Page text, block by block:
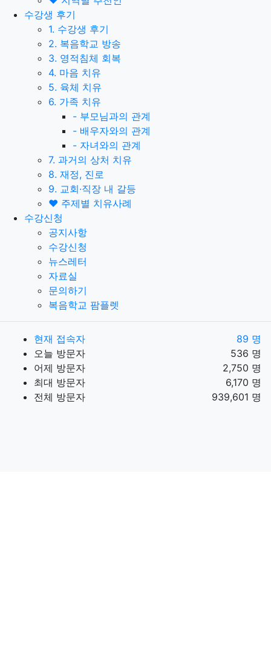
수강생 후기
1. 수강생 후기
2. 복음학교 방송
3. 영적침체 회복
4. 마음 치유
5. 육체 치유
6. 가족 치유
- 부모님과의 관계
- 배우자와의 관계
- 자녀와의 관계
7. 과거의 상처 치유
8. 재정, 진로
9. 교회·직장 내 갈등
❤️ 주제별 치유사례
수강신청
공지사항
수강신청
뉴스레터
자료실
문의하기
복음학교 팜플렛
현재 접속자
89 명
오늘 방문자
536 명
어제 방문자
2,750 명
최대 방문자
6,170 명
전체 방문자
939,601 명